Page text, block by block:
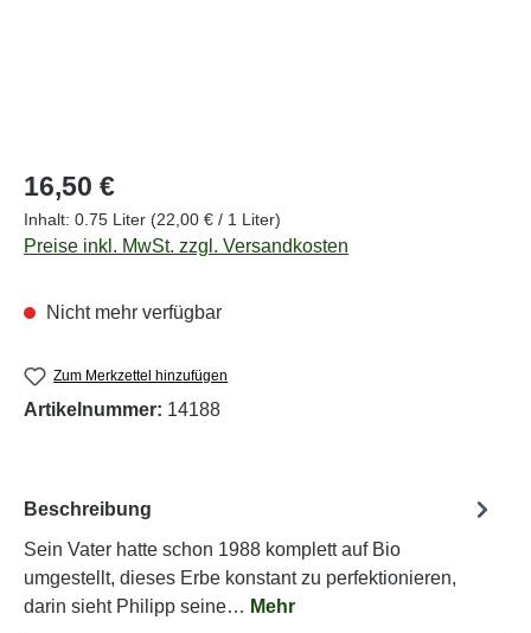
Regulärer Preis:
16,50 €
Inhalt: 0.75 Liter (22,00 € / 1 Liter)
Preise inkl. MwSt. zzgl. Versandkosten
Nicht mehr verfügbar
Zum Merkzettel hinzufügen
Artikelnummer: 14188
Beschreibung
Sein Vater hatte schon 1988 komplett auf Bio
umgestellt, dieses Erbe konstant zu perfektionieren,
darin sieht Philipp seine… Mehr